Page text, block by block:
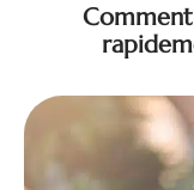
Comment